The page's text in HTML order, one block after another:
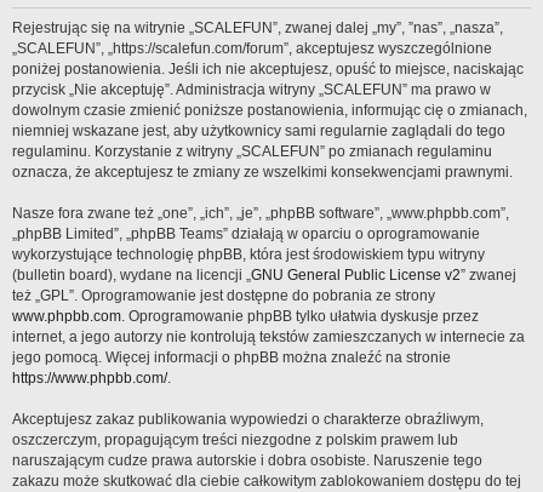
Rejestrując się na witrynie „SCALEFUN”, zwanej dalej „my”, ”nas”, „nasza”,
„SCALEFUN”, „https://scalefun.com/forum”, akceptujesz wyszczególnione
poniżej postanowienia. Jeśli ich nie akceptujesz, opuść to miejsce, naciskając
przycisk „Nie akceptuję”. Administracja witryny „SCALEFUN” ma prawo w
dowolnym czasie zmienić poniższe postanowienia, informując cię o zmianach,
niemniej wskazane jest, aby użytkownicy sami regularnie zaglądali do tego
regulaminu. Korzystanie z witryny „SCALEFUN” po zmianach regulaminu
oznacza, że akceptujesz te zmiany ze wszelkimi konsekwencjami prawnymi.
Nasze fora zwane też „one”, „ich”, „je”, „phpBB software”, „www.phpbb.com”,
„phpBB Limited”, „phpBB Teams” działają w oparciu o oprogramowanie
wykorzystujące technologię phpBB, która jest środowiskiem typu witryny
(bulletin board), wydane na licencji „GNU General Public License v2” zwanej
też „GPL”. Oprogramowanie jest dostępne do pobrania ze strony
www.phpbb.com. Oprogramowanie phpBB tylko ułatwia dyskusje przez
internet, a jego autorzy nie kontrolują tekstów zamieszczanych w internecie za
jego pomocą. Więcej informacji o phpBB można znaleźć na stronie
https://www.phpbb.com/.
Akceptujesz zakaz publikowania wypowiedzi o charakterze obraźliwym,
oszczerczym, propagującym treści niezgodne z polskim prawem lub
naruszającym cudze prawa autorskie i dobra osobiste. Naruszenie tego
zakazu może skutkować dla ciebie całkowitym zablokowaniem dostępu do tej